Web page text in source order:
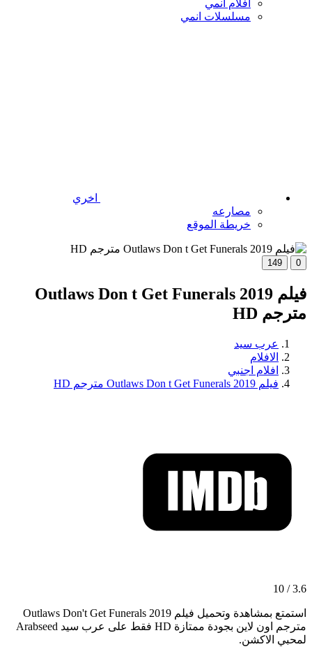
افلام انمي
مسلسلات انمي
اخري
مصارعه
خريطة الموقع
0
149
فيلم Outlaws Don t Get Funerals 2019
مترجم HD
عرب سيد
الافلام
افلام اجنبي
فيلم Outlaws Don t Get Funerals 2019 مترجم HD
3.6 / 10
استمتع بمشاهدة وتحميل فيلم Outlaws Don't Get Funerals 2019
مترجم اون لاين بجودة ممتازة HD فقط على عرب سيد Arabseed
لمحبي الاكشن.